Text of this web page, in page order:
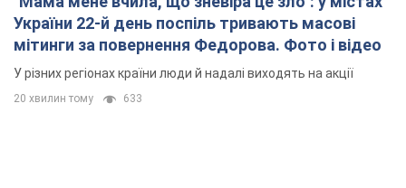
України 22-й день поспіль тривають масові
мітинги за повернення Федорова. Фото і відео
У різних регіонах країни люди й надалі виходять на акції
20 хвилин тому 633